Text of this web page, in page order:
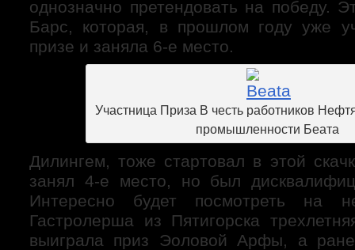
однозначно претендовать на победу.
Барс, которая, в прошлом году уже
призе и заняла 6-е место.
Участница Приза В честь работников
промышленности Беата
Дилингем, тоже стартовал в этой
занял 4-е место, но был
Интересно будет посмотреть на
Гастролерша из Пятигорска
выиграла приз Эоловой Арфы, а